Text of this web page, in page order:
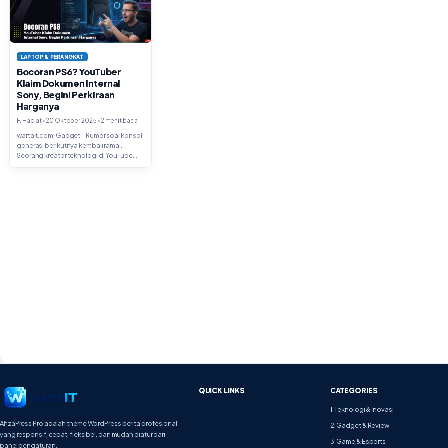
LAPTOP & PERANGKAT
Bocoran PS6? YouTuber
Klaim Dokumen Internal
Sony, Begini Perkiraan
Harganya
F. Hadiat•20 Oktober 2025 •2 menit baca
wartait.com, Gadget – Rumor soal konsol
generasi berikutnya kembali ramai.
Seorang kreator teknologi di YouTube
AhzaPress Pro adalah theme WordPress berita profesional
yang responsif, cepat, fleksibel, dan mudah diatur dari
panel pengaturan.
QUICK LINKS CATEGORIES
1. Teknologi & Inovasi
2. Gadget & Review
3. Game & Esports